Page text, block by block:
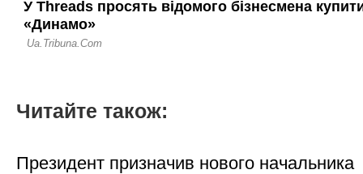
Читайте також:
Президент призначив нового начальника